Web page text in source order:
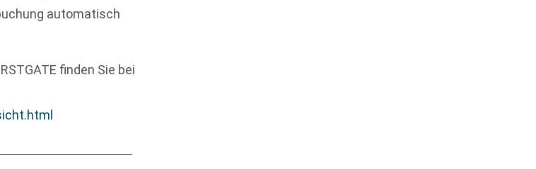
automatisch
finden Sie bei